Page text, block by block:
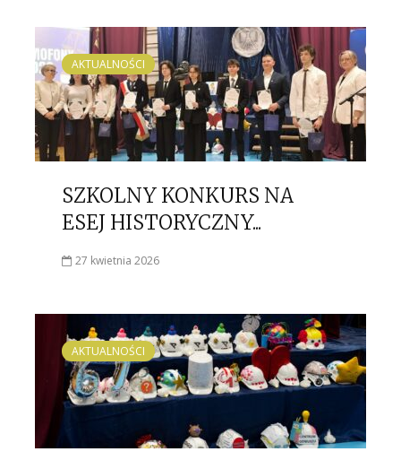
AKTUALNOŚCI
SZKOLNY KONKURS NA
ESEJ HISTORYCZNY...
27 kwietnia 2026
AKTUALNOŚCI